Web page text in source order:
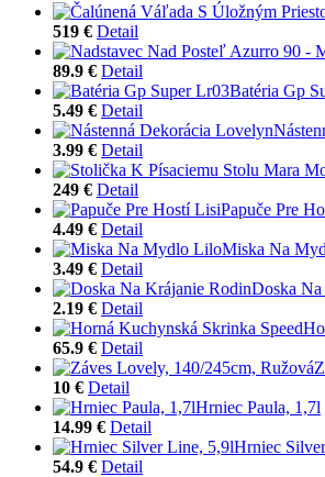
519 € Detail
89.9 € Detail
Batéria Gp
5.49 € Detail
3.99 € Detail
249 € Detail
Papuče Pre
4.49 € Detail
Miska Na
3.49 € Detail
Doska
2.19 € Detail
65.9 € Detail
10 € Detail
Hrniec Paula, 1,7l
14.99 € Detail
Hrniec
54.9 € Detail